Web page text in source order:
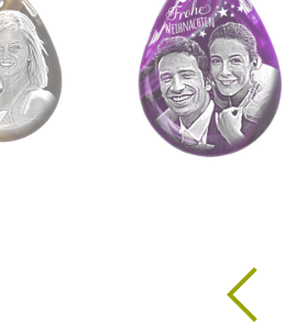
Dieser Edelstein soll alles Belastende aus
und Geist verbannen. Mit Energie und Harmonie
er für den notwendigen Ausgleich.